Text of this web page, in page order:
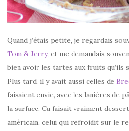
Quand j’étais petite, je regardais
Tom & Jerry, et me demandais
bien avoir les tartes aux fruits qu’ils
Plus tard, il y avait aussi celles de
faisaient envie, avec les lanières de
la surface. Ca faisait vraiment
américain, celui qui refroidit sur le